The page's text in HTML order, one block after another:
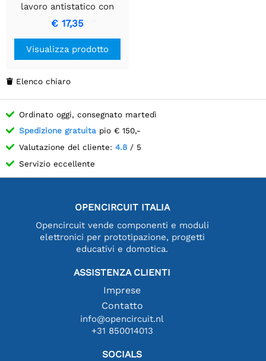
lavoro antistatico con
cavo di messa a terra - 30
x 55 cm
€ 17,35
Visualizza prodotto
 Elenco chiaro
Ordinato oggi, consegnato martedì
Spedizione gratuita pio € 150,-
Valutazione del cliente: 4.8 / 5
Servizio eccellente
OPENCIRCUIT ITALIA
Opencircuit vende componenti e moduli
elettronici per prototipazione, progetti
educativi e domotica.
ASSISTENZA CLIENTI
Imprese
Contatto
info@opencircuit.nl
+31 850014013
SOCIALS